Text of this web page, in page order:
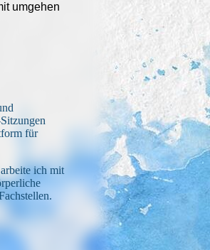
umgehen
für
ich mit